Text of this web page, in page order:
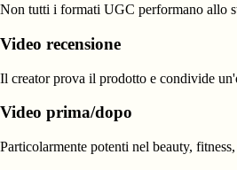
Non tutti i formati UGC performano allo
Video recensione
Il creator prova il prodotto e condivide
Video prima/dopo
Particolarmente potenti nel beauty,